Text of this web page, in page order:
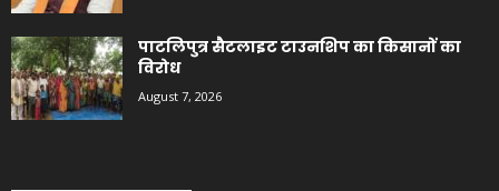
पाटलिपुत्र सैटलाइट टाउनशिप का किसानों का
विरोध
August 7, 2026